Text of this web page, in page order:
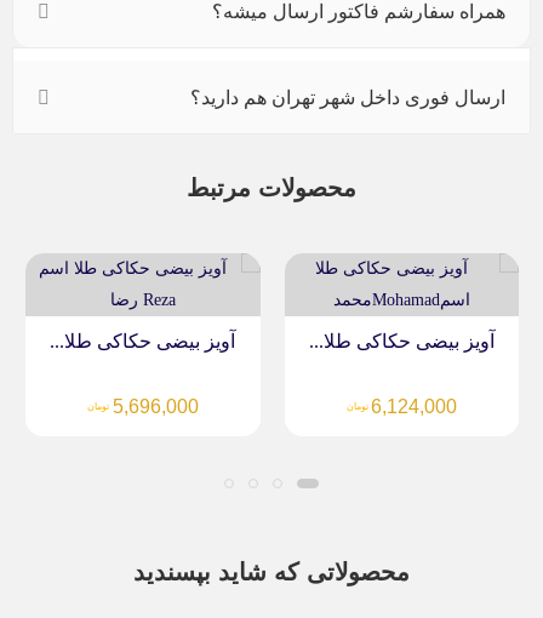
همراه سفارشم فاکتور ارسال میشه؟
ارسال فوری داخل شهر تهران هم دارید؟
محصولات مرتبط
آویز بیضی حکاکی طلا...
6,124,000 تومان
آویز بیضی حکاکی طلا...
5,696,000 تومان
محصولاتی که شاید بپسندید